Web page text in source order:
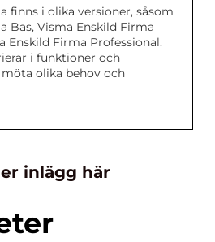
finns i olika versioner, såsom
Bas, Visma Enskild Firma
Enskild Firma Professional.
i funktioner och
olika behov och
inlägg här